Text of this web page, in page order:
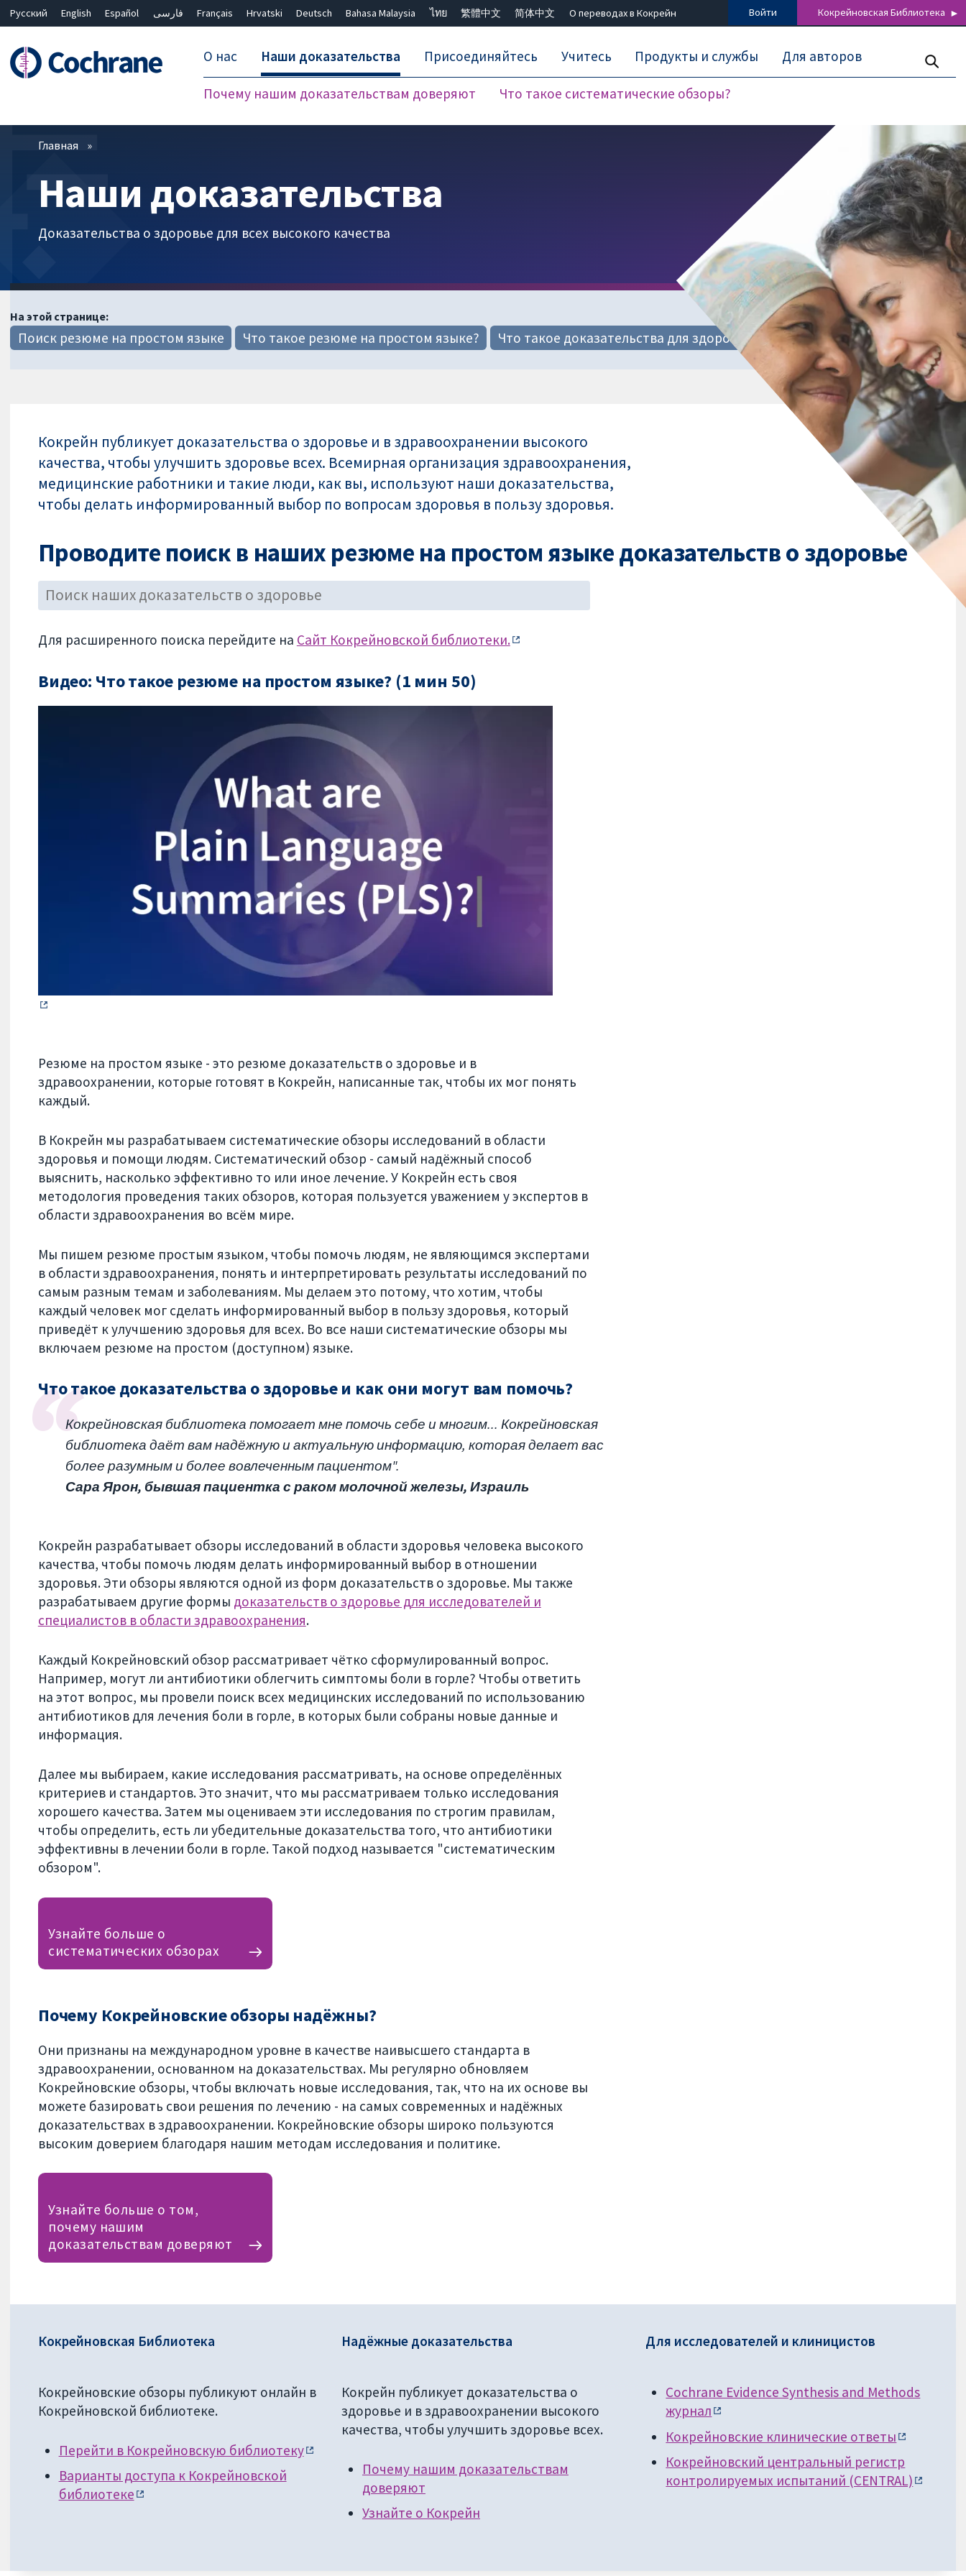
Русский English Español فارسی Français Hrvatski Deutsch Bahasa Malaysia ไทย 繁體中文 简体中文 О переводах в Кокрейн Войти Кокрейновская Библиотека
О нас Наши доказательства
Почему нашим доказательствам доверяют Что такое систематические обзоры?
Присоединяйтесь Учитесь Продукты и службы Для авторов
Фильтры
Главная
Наши доказательства
Доказательства о здоровье для всех высокого качества
На этой странице:
Поиск резюме на простом языке Что такое резюме на простом языке? Что такое доказательства для здоровья?
Кокрейн публикует доказательства о здоровье и в здравоохранении высокого
качества, чтобы улучшить здоровье всех. Всемирная организация здравоохранения,
медицинские работники и такие люди, как вы, используют наши доказательства,
чтобы делать информированный выбор по вопросам здоровья в пользу здоровья.
Проводите поиск в наших резюме на простом языке доказательств о здоровье
Для расширенного поиска перейдите на Сайт Кокрейновской библиотеки.
Видео: Что такое резюме на простом языке? (1 мин 50)
Резюме на простом языке - это резюме доказательств о здоровье и в
здравоохранении, которые готовят в Кокрейн, написанные так, чтобы их мог понять
каждый.
В Кокрейн мы разрабатываем систематические обзоры исследований в области
здоровья и помощи людям. Систематический обзор - самый надёжный способ
выяснить, насколько эффективно то или иное лечение. У Кокрейн есть своя
методология проведения таких обзоров, которая пользуется уважением у экспертов в
области здравоохранения во всём мире.
Мы пишем резюме простым языком, чтобы помочь людям, не являющимся экспертами
в области здравоохранения, понять и интерпретировать результаты исследований по
самым разным темам и заболеваниям. Мы делаем это потому, что хотим, чтобы
каждый человек мог сделать информированный выбор в пользу здоровья, который
приведёт к улучшению здоровья для всех. Во все наши систематические обзоры мы
включаем резюме на простом (доступном) языке.
Что такое доказательства о здоровье и как они могут вам помочь?
Кокрейновская библиотека помогает мне помочь себе и многим... Кокрейновская
библиотека даёт вам надёжную и актуальную информацию, которая делает вас
более разумным и более вовлеченным пациентом".
Сара Ярон, бывшая пациентка с раком молочной железы, Израиль
Кокрейн разрабатывает обзоры исследований в области здоровья человека высокого
качества, чтобы помочь людям делать информированный выбор в отношении
здоровья. Эти обзоры являются одной из форм доказательств о здоровье. Мы также
разрабатываем другие формы доказательств о здоровье для исследователей и
специалистов в области здравоохранения.
Каждый Кокрейновский обзор рассматривает чётко сформулированный вопрос.
Например, могут ли антибиотики облегчить симптомы боли в горле? Чтобы ответить
на этот вопрос, мы провели поиск всех медицинских исследований по использованию
антибиотиков для лечения боли в горле, в которых были собраны новые данные и
информация.
Далее мы выбираем, какие исследования рассматривать, на основе определённых
критериев и стандартов. Это значит, что мы рассматриваем только исследования
хорошего качества. Затем мы оцениваем эти исследования по строгим правилам,
чтобы определить, есть ли убедительные доказательства того, что антибиотики
эффективны в лечении боли в горле. Такой подход называется "систематическим
обзором".
Узнайте больше о
систематических обзорах
Почему Кокрейновские обзоры надёжны?
Они признаны на международном уровне в качестве наивысшего стандарта в
здравоохранении, основанном на доказательствах. Мы регулярно обновляем
Кокрейновские обзоры, чтобы включать новые исследования, так, что на их основе вы
можете базировать свои решения по лечению - на самых современных и надёжных
доказательствах в здравоохранении. Кокрейновские обзоры широко пользуются
высоким доверием благодаря нашим методам исследования и политике.
Узнайте больше о том,
почему нашим
доказательствам доверяют
Кокрейновская Библиотека
Кокрейновские обзоры публикуют онлайн в
Кокрейновской библиотеке.
Перейти в Кокрейновскую библиотеку
Варианты доступа к Кокрейновской
библиотеке
Надёжные доказательства
Кокрейн публикует доказательства о
здоровье и в здравоохранении высокого
качества, чтобы улучшить здоровье всех.
Почему нашим доказательствам
доверяют
Узнайте о Кокрейн
Для исследователей и клиницистов
Cochrane Evidence Synthesis and Methods
журнал
Кокрейновские клинические ответы
Кокрейновский центральный регистр
контролируемых испытаний (CENTRAL)